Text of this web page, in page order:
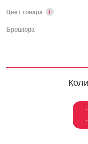
Цвет товара
Брошюра